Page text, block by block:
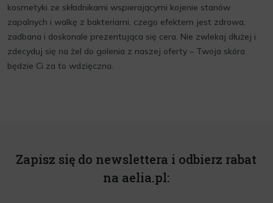
kosmetyki ze składnikami wspierającymi kojenie stanów
zapalnych i walkę z bakteriami, czego efektem jest zdrowa,
zadbana i doskonale prezentująca się cera. Nie zwlekaj dłużej i
zdecyduj się na żel do golenia z naszej oferty – Twoja skóra
będzie Ci za to wdzięczna.
Zapisz się do newslettera i odbierz rabat
na aelia.pl: